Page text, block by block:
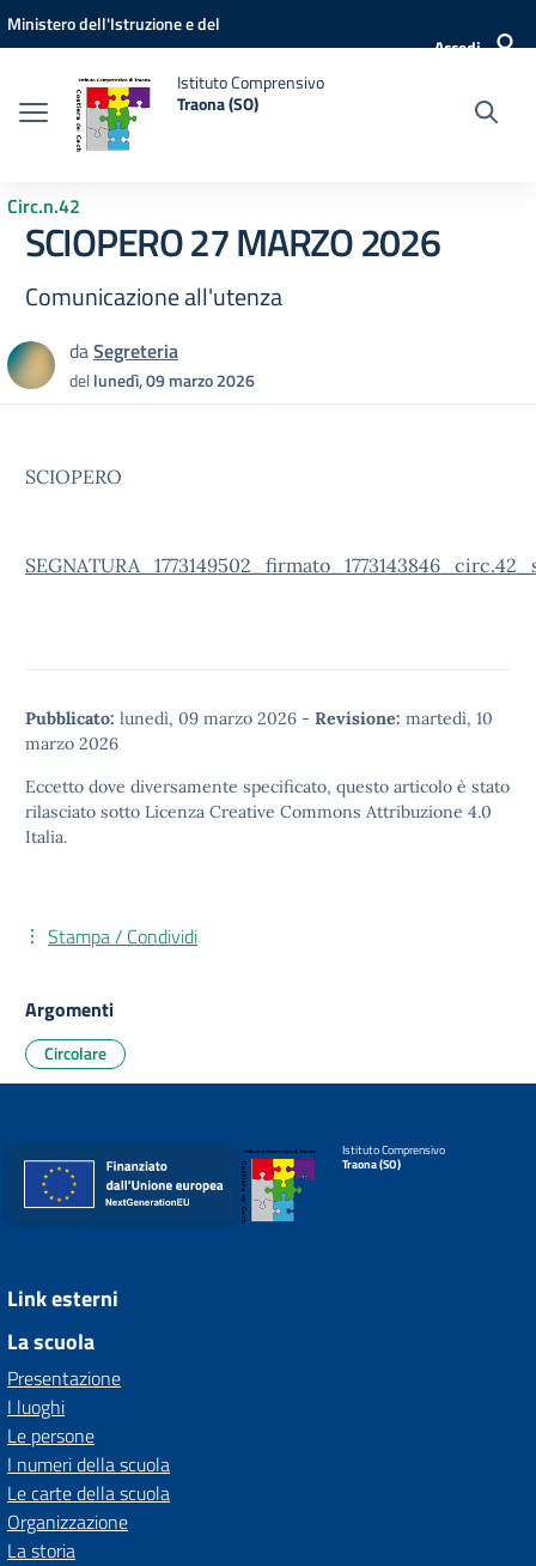
Vai ai contenuti
Vai al menu di navigazione
Vai al footer
Ministero dell'Istruzione e del
Accedi
Istituto Comprensivo
Traona (SO)
Circ.n.42
SCIOPERO 27 MARZO 2026
Comunicazione all'utenza
daSegreteria
dellunedì, 09 marzo 2026
SCIOPERO
Pubblicato: lunedì, 09 marzo 2026 - Revisione: martedì, 10
marzo 2026
Eccetto dove diversamente specificato, questo articolo è stato
rilasciato sotto Licenza Creative Commons Attribuzione 4.0
Italia.
Stampa / Condividi
Argomenti
Circolare
Istituto Comprensivo
Traona (SO)
Link esterni
La scuola
Presentazione
I luoghi
Le persone
I numeri della scuola
Le carte della scuola
Organizzazione
La storia